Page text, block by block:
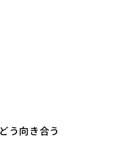
う向き合う